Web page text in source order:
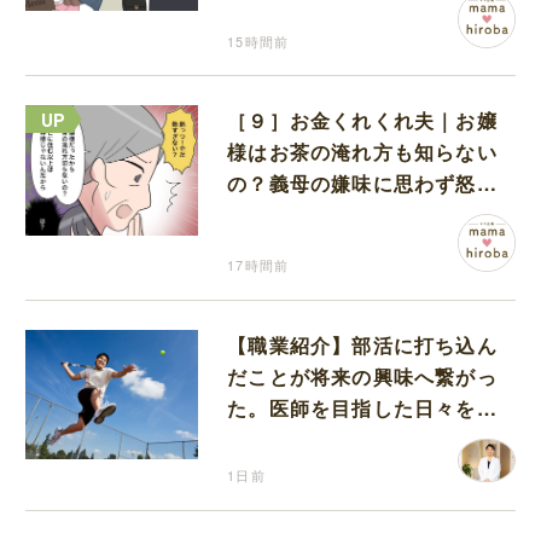
15時間前
［９］お金くれくれ夫｜お嬢
様はお茶の淹れ方も知らない
の？義母の嫌味に思わず怒り
17時間前
【職業紹介】部活に打ち込ん
だことが将来の興味へ繋がっ
た。医師を目指した日々を振
1日前